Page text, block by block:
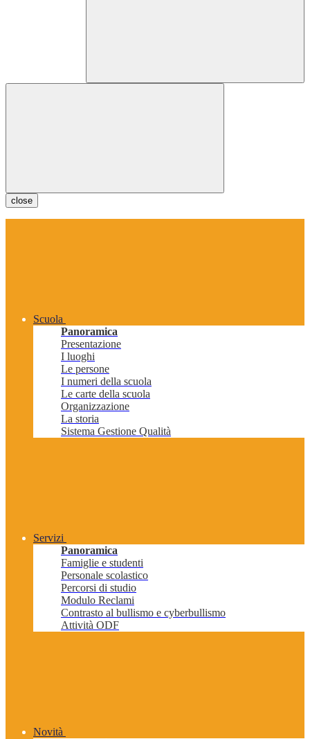
close
Scuola
Panoramica
Presentazione
I luoghi
Le persone
I numeri della scuola
Le carte della scuola
Organizzazione
La storia
Sistema Gestione Qualità
Servizi
Panoramica
Famiglie e studenti
Personale scolastico
Percorsi di studio
Modulo Reclami
Contrasto al bullismo e cyberbullismo
Attività ODF
Novità